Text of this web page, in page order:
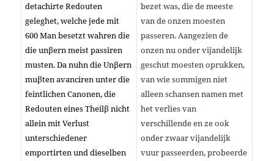
detachirte Redouten
geleghet, welche jede mit
600 Man besetzt wahren die
die unβern meist passiren
musten. Da nuhn die Unβern
muβten avanciren unter die
feintlichen Canonen, die
Redouten eines Theilβ nicht
allein mit Verlust
unterschiedener
emportirten und dieselben
bezet was, die de meeste
van de onzen moesten
passeren. Aangezien de
onzen nu onder vijandelijk
geschut moesten oprukken,
van wie sommigen niet
alleen schansen namen met
het verlies van
verschillende en ze ook
onder zwaar vijandelijk
vuur passeerden, probeerde